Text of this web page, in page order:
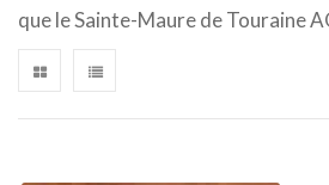
que le Sainte-Maure de Touraine